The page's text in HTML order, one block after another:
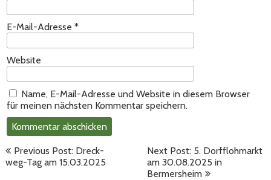
E-Mail-Adresse *
Website
Name, E-Mail-Adresse und Website in diesem Browser
für meinen nächsten Kommentar speichern.
Beitragsnavigation
Previous Post: Dreck-
weg-Tag am 15.03.2025
Next Post: 5. Dorfflohmarkt
am 30.08.2025 in
Bermersheim